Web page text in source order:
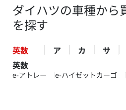
ダイハツの車種から
を探す
英数 ア カ サ
英数
e-アトレー e-ハイゼットカーゴ